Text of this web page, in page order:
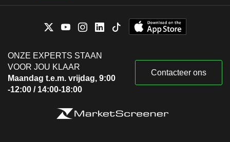
ONZE EXPERTS STAAN
VOOR JOU KLAAR
Maandag t.e.m. vrijdag, 9:00
-12:00 / 14:00-18:00
Contacteer ons